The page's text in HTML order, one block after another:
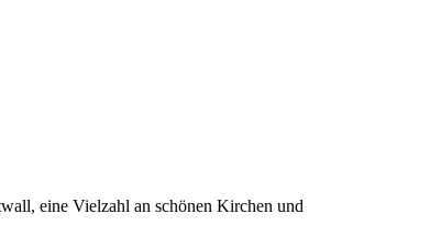
eine Vielzahl an schönen Kirchen und